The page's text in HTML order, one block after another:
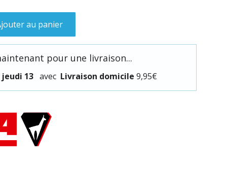
au panier
pour une livraison...
jeudi 13 avec Livraison domicile 9,95€